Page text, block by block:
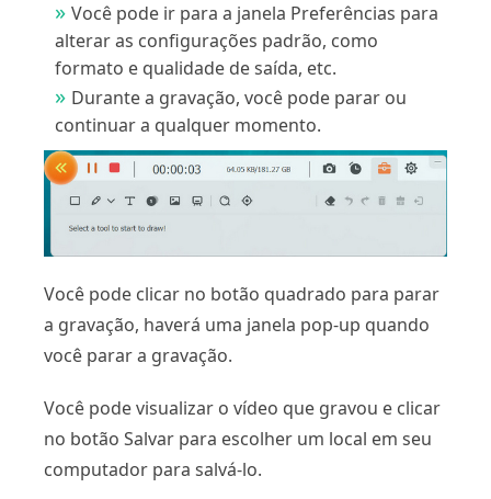
Você pode ir para a janela Preferências para
alterar as configurações padrão, como
formato e qualidade de saída, etc.
Durante a gravação, você pode parar ou
continuar a qualquer momento.
Você pode clicar no botão quadrado para parar
a gravação, haverá uma janela pop-up quando
você parar a gravação.
Você pode visualizar o vídeo que gravou e clicar
no botão Salvar para escolher um local em seu
computador para salvá-lo.